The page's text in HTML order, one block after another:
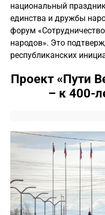
национальный
единства и дружбы
форум
народов». Это
республиканских
Проект «Пути
– к 400-